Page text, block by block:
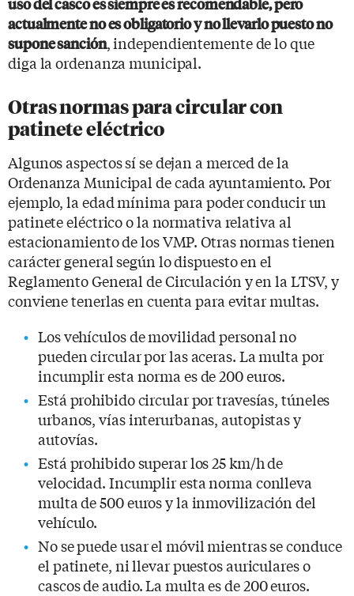
actualmente no es obligatorio y no llevarlo puesto no
supone sanción, independientemente de lo que
diga la ordenanza municipal.
Otras normas para circular con
patinete eléctrico
Algunos aspectos sí se dejan a merced de la
Ordenanza Municipal de cada ayuntamiento. Por
ejemplo, la edad mínima para poder conducir un
patinete eléctrico o la normativa relativa al
estacionamiento de los VMP. Otras normas tienen
carácter general según lo dispuesto en el
Reglamento General de Circulación y en la LTSV, y
conviene tenerlas en cuenta para evitar multas.
Los vehículos de movilidad personal no
pueden circular por las aceras. La multa por
incumplir esta norma es de 200 euros.
Está prohibido circular por travesías, túneles
urbanos, vías interurbanas, autopistas y
autovías.
Está prohibido superar los 25 km/h de
velocidad. Incumplir esta norma conlleva
multa de 500 euros y la inmovilización del
vehículo.
No se puede usar el móvil mientras se conduce
el patinete, ni llevar puestos auriculares o
cascos de audio. La multa es de 200 euros.